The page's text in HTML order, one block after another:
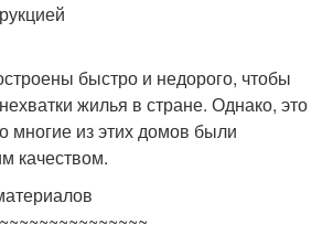
быстро и недорого, чтобы
жилья в стране. Однако, это
многие из этих домов были
качеством.